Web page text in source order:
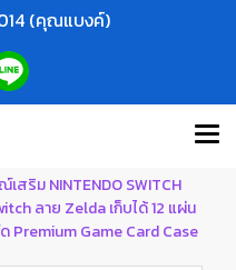
(คุณแบงค์)
สริม NINTENDO SWITCH
ลาย Zelda เก็บได้ 12 แผ่น
Premium Game Card Case